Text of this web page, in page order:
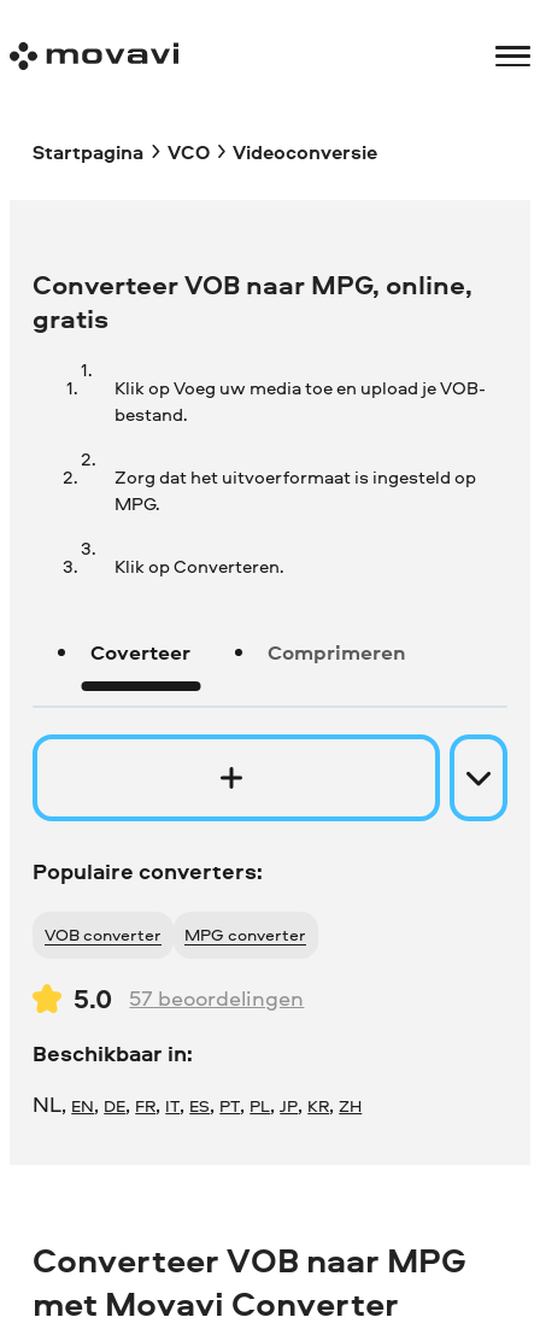
Startpagina VCO Videoconversie
Converteer VOB naar MPG, online,
gratis
Klik op Voeg uw media toe en upload je VOB-
bestand.
Zorg dat het uitvoerformaat is ingesteld op
MPG.
Klik op Converteren.
Coverteer Comprimeren
Populaire converters:
VOB converter MPG converter
5.0 57 beoordelingen
Beschikbaar in:
NL, EN, DE, FR, IT, ES, PT, PL,JP, KR,ZH
Converteer VOB naar MPG
met Movavi Converter